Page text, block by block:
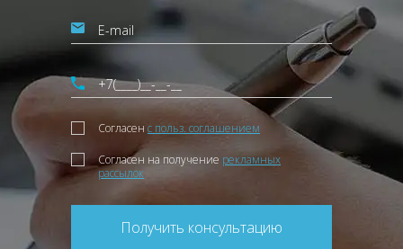
Согласен с польз. соглашением
Согласен на получение рекламных
рассылок
Получить консультацию